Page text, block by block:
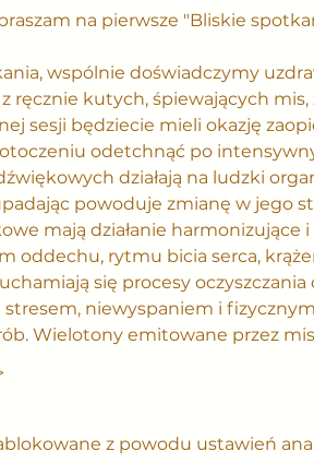
na pierwsze "Bliskie
wspólnie doświadczymy
ręcznie kutych, śpiewających
sesji będziecie mieli okazję
odetchnąć po
działają na ludzki
powoduje zmianę w jego
mają działanie
oddechu, rytmu bicia serca,
się procesy
stresem, niewyspaniem i
Wielotony emitowane przez
z powodu ustawień